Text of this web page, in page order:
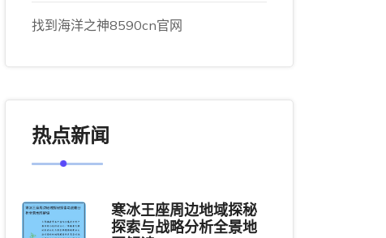
找到海洋之神8590cn官网
热点新闻
寒冰王座周边地域探秘
探索与战略分析全景地